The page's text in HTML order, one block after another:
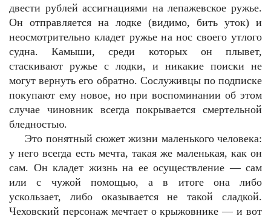
двести рублей ассигнациями на лепажевское ружье.
Он отправляется на лодке (видимо, бить уток) и
неосмотрительно кладет ружье на нос своего утлого
судна. Камыши, среди которых он плывет,
стаскивают ружье с лодки, и никакие поиски не
могут вернуть его обратно. Сослуживцы по подписке
покупают ему новое, но при воспоминании об этом
случае чиновник всегда покрывается смертельной
бледностью.
Это понятный сюжет жизни маленького человека:
у него всегда есть мечта, такая же маленькая, как он
сам. Он кладет жизнь на ее осуществление — сам
или с чужой помощью, а в итоге она либо
ускользает, либо оказывается не такой сладкой.
Чеховский персонаж мечтает о крыжовнике — и вот